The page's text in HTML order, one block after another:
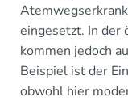
eingesetzt. In der
kommen jedoch
Beispiel ist der
obwohl hier